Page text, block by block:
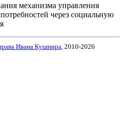
механизма управления
через социальную
Ивана Кушнира , 2010-2026